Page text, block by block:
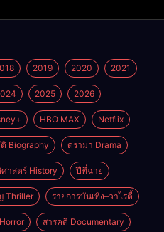
2019 2020 2021
2025 2026
HBO MAX Netflix
Biography ดราม่า Drama
าสตร์ History ปีที่ฉาย
Thriller รายการบันเทิง–วาไรตี้
สารคดี Documentary